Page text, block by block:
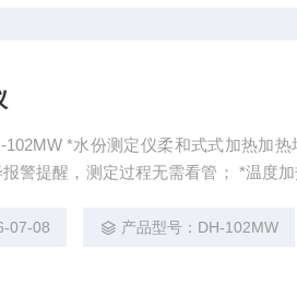
*水份测定仪柔和式式加热加热均
程无需看管； *温度加热到199度，特殊材料上盖，耐高
07-08 产品型号：DH-102MW